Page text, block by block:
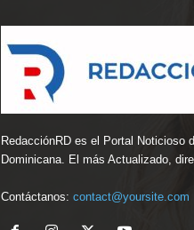
RedacciónRD es el Portal Noticioso
Dominicana. El más Actualizado,
Contáctanos: contact@yoursite.com